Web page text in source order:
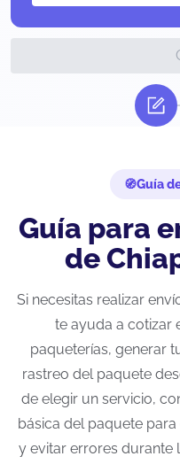
Guía
Guía para
de
Si necesitas realizar
te ayuda a cotizar
paqueterías, generar
rastreo del paquete
de elegir un servicio,
básica del paquete
y evitar errores durante